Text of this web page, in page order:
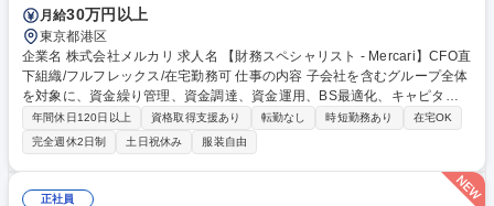
月給30万円以上
東京都港区
企業名 株式会社メルカリ 求人名 【財務スペシャリスト - Mercari】CFO直
下組織/フルフレックス/在宅勤務可 仕事の内容 子会社を含むグループ全体
を対象に、資金繰り管理、資金調達、資金運用、BS最適化、キャピタル
アロケーションの検討を一体で担い、経営の意思決定を財務面から支える
べく、以下をお任せします。 銀行・証券会社・マーケットと向き合いなが
ら、事業戦略や成長投資、外部環境の変化を踏まえた最適なファイナンス
を構想し、実行まで担います。利益創出フェーズとなったグループとして
のキャピタルアロケーション、急成長を続けるFintechビジネスにおける
年間休日120日以上 資格取得支援あり 転勤なし 時短勤務あり
在宅OK
完全週休2日制
土日祝休み 服装自由
正社員